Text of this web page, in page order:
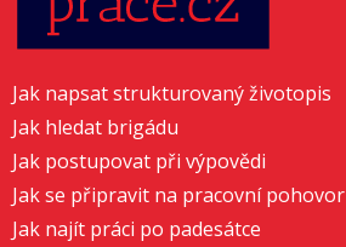
Jak napsat strukturovaný životopis
Jak hledat brigádu
Jak postupovat při výpovědi
Jak se připravit na pracovní pohovor
Jak najít práci po padesátce